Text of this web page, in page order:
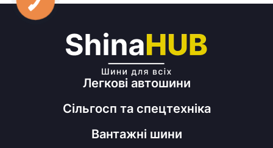
Легкові автошини
Сільгосп та спецтехніка
Вантажні шини